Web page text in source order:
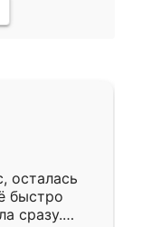
осталась
быстро
сразу.